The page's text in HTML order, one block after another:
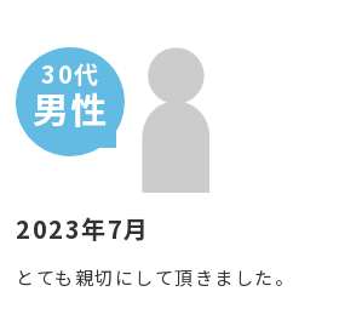
30代
男性
2023年7月
とても親切にして頂きました。